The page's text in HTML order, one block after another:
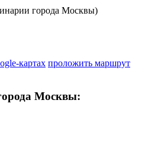
города Москвы)
картах проложить маршрут
Москвы: